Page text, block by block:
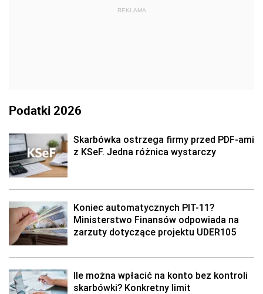
REKLAMA
Podatki 2026
Skarbówka ostrzega firmy przed PDF-ami
z KSeF. Jedna różnica wystarczy
Koniec automatycznych PIT-11?
Ministerstwo Finansów odpowiada na
zarzuty dotyczące projektu UDER105
Ile można wpłacić na konto bez kontroli
skarbówki? Konkretny limit